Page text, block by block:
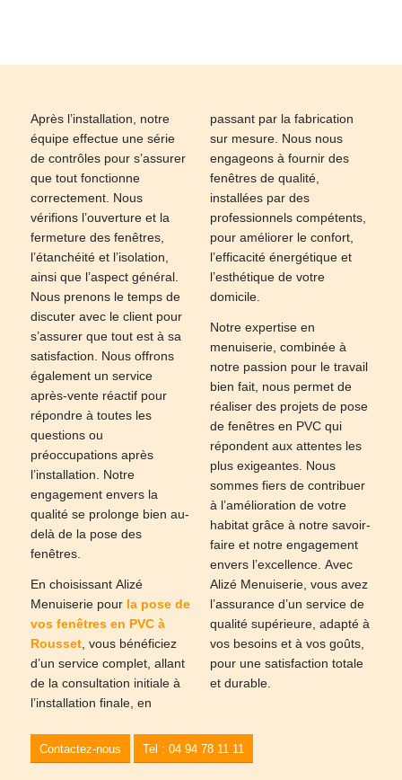
Après l’installation, notre
équipe effectue une série
de contrôles pour s’assurer
que tout fonctionne
correctement. Nous
vérifions l’ouverture et la
fermeture des fenêtres,
l’étanchéité et l’isolation,
ainsi que l’aspect général.
Nous prenons le temps de
discuter avec le client pour
s’assurer que tout est à sa
satisfaction. Nous offrons
également un service
après-vente réactif pour
répondre à toutes les
questions ou
préoccupations après
l’installation. Notre
engagement envers la
qualité se prolonge bien au-
delà de la pose des
fenêtres.
En choisissant Alizé
Menuiserie pour la pose de
vos fenêtres en PVC à
Rousset, vous bénéficiez
d’un service complet, allant
de la consultation initiale à
l’installation finale, en
passant par la fabrication
sur mesure. Nous nous
engageons à fournir des
fenêtres de qualité,
installées par des
professionnels compétents,
pour améliorer le confort,
l’efficacité énergétique et
l’esthétique de votre
domicile.
Notre expertise en
menuiserie, combinée à
notre passion pour le travail
bien fait, nous permet de
réaliser des projets de pose
de fenêtres en PVC qui
répondent aux attentes les
plus exigeantes. Nous
sommes fiers de contribuer
à l’amélioration de votre
habitat grâce à notre savoir-
faire et notre engagement
envers l’excellence. Avec
Alizé Menuiserie, vous avez
l’assurance d’un service de
qualité supérieure, adapté à
vos besoins et à vos goûts,
pour une satisfaction totale
et durable.
Contactez-nous Tel : 04 94 78 11 11